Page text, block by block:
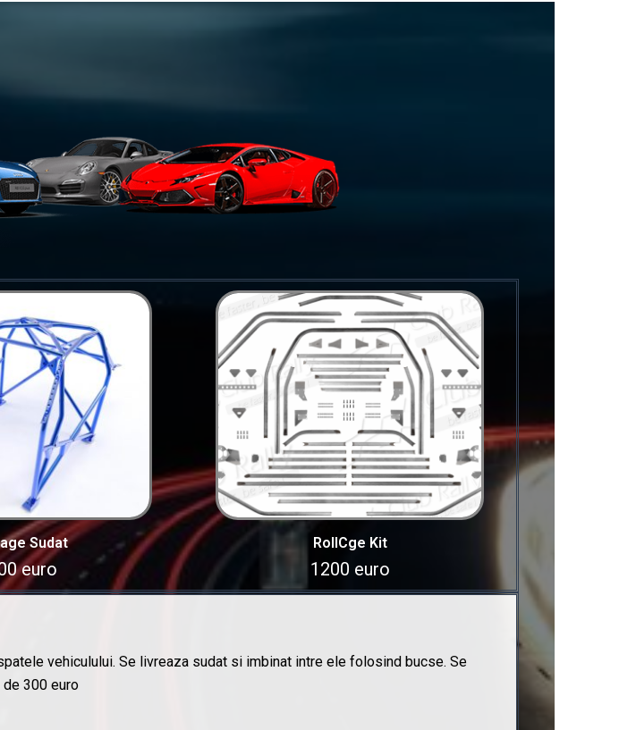
Sudat
euro
RollCge Kit
1200 euro
vehiculului. Se livreaza sudat si imbinat intre ele folosind bucse. Se
de 300 euro